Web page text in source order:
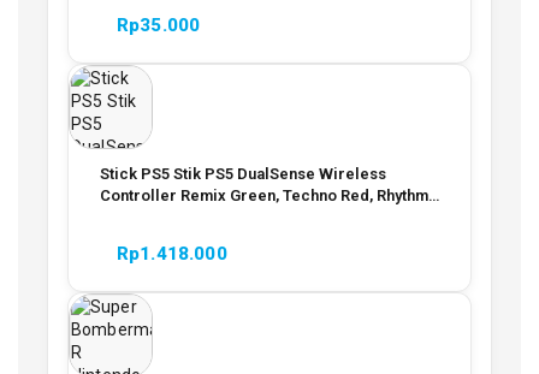
Rp35.000
Stick PS5 Stik PS5 DualSense Wireless
Controller Remix Green, Techno Red, Rhythm
Rp1.418.000